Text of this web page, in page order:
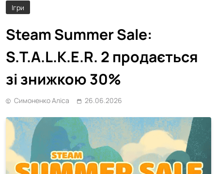
Ігри
Steam Summer Sale:
S.T.A.L.K.E.R. 2 продається
зі знижкою 30%
Симоненко Аліса 26.06.2026